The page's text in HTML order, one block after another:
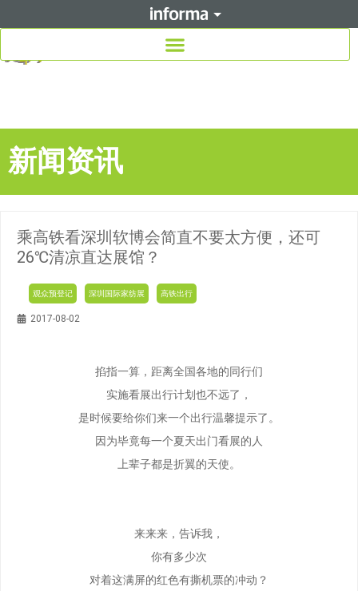
新闻资讯
乘高铁看深圳软博会简直不要太方便，还可
26℃清凉直达展馆？
观众预登记 深圳国际家纺展 高铁出行
2017-08-02
掐指一算，距离全国各地的同行们
实施看展出行计划也不远了，
是时候要给你们来一个出行温馨提示了。
因为毕竟每一个夏天出门看展的人
上辈子都是折翼的天使。
来来来，告诉我，
你有多少次
对着这满屏的红色有撕机票的冲动？